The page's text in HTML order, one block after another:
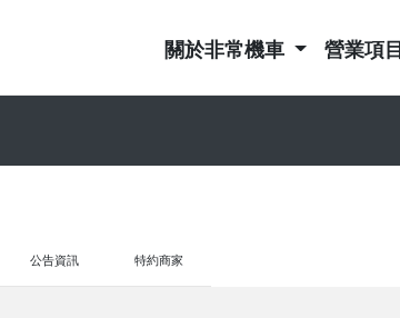
關於非常機車 營業項目
公告資訊 特約商家